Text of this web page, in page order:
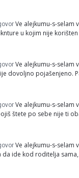
Ve alejkumu-s-selam
u kojim nije
Ve alejkumu-s-selam
dovoljno pojašenjeno.
Ve alejkumu-s-selam
štete po sebe nije ti
Ve alejkumu-s-selam
da ide kod roditelja